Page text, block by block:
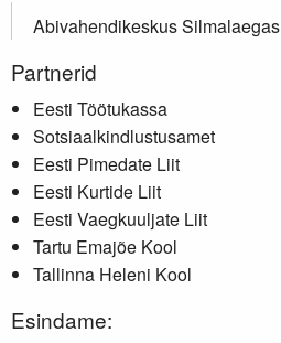
Abivahendikeskus Silmalaegas
Partnerid
Eesti Töötukassa
Sotsiaalkindlustusamet
Eesti Pimedate Liit
Eesti Kurtide Liit
Eesti Vaegkuuljate Liit
Tartu Emajõe Kool
Tallinna Heleni Kool
Esindame: